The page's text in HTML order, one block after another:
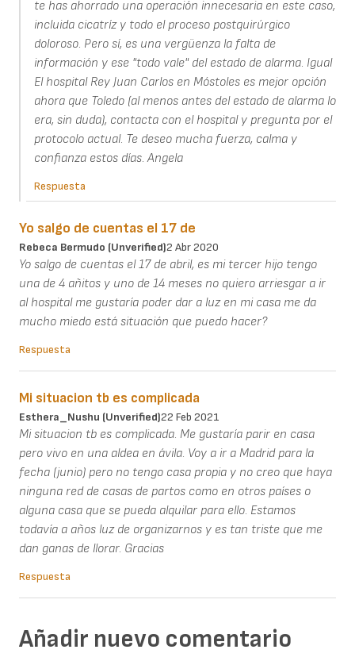
te has ahorrado una operación innecesaria en este caso,
incluida cicatríz y todo el proceso postquirúrgico
doloroso. Pero sí, es una vergüenza la falta de
información y ese "todo vale" del estado de alarma. Igual
El hospital Rey Juan Carlos en Móstoles es mejor opción
ahora que Toledo (al menos antes del estado de alarma lo
era, sin duda), contacta con el hospital y pregunta por el
protocolo actual. Te deseo mucha fuerza, calma y
confianza estos días. Angela
Respuesta
Yo salgo de cuentas el 17 de
Rebeca Bermudo (unverified)2 Abr 2020
Yo salgo de cuentas el 17 de abril, es mi tercer hijo tengo
una de 4 añitos y uno de 14 meses no quiero arriesgar a ir
al hospital me gustaría poder dar a luz en mi casa me da
mucho miedo está situación que puedo hacer?
Respuesta
Mi situacion tb es complicada
Esthera_Nushu (unverified)22 Feb 2021
Mi situacion tb es complicada. Me gustaría parir en casa
pero vivo en una aldea en ávila. Voy a ir a Madrid para la
fecha (junio) pero no tengo casa propia y no creo que haya
ninguna red de casas de partos como en otros países o
alguna casa que se pueda alquilar para ello. Estamos
todavía a años luz de organizarnos y es tan triste que me
dan ganas de llorar. Gracias
Respuesta
Añadir nuevo comentario